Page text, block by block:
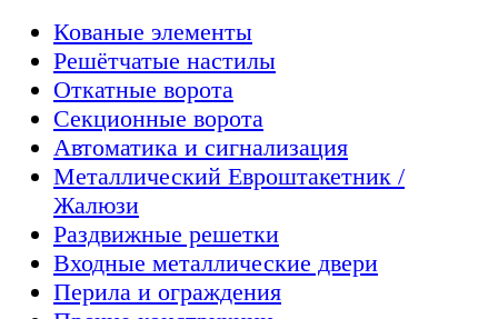
Кованые элементы
Решётчатые настилы
Откатные ворота
Секционные ворота
Автоматика и сигнализация
Металлический Евроштакетник /
Жалюзи
Раздвижные решетки
Входные металлические двери
Перила и ограждения